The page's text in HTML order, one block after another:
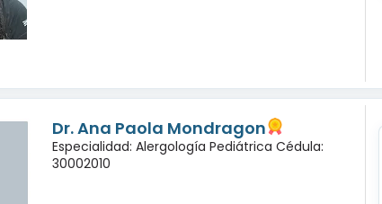
Dr. Ana Paola Mondragon
Especialidad: Alergología Pediátrica Cédula:
30002010